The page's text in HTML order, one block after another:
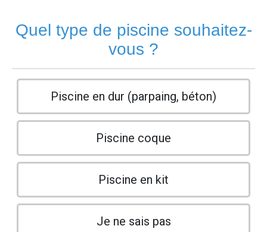
Quel type de piscine souhaitez-
vous ?
Piscine en dur (parpaing, béton)
Piscine coque
Piscine en kit
Je ne sais pas